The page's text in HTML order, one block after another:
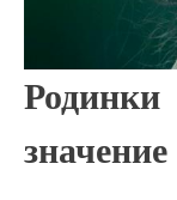
значение